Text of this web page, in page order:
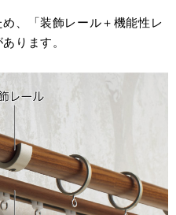
、「装飾レール＋機能性レ
ります。